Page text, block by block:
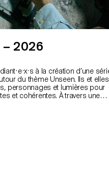
– 2026
du thème Unseen. Ils et elles
personnages et lumières pour
et cohérentes. À travers une